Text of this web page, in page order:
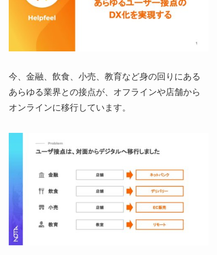
今、金融、飲食、小売、教育など身の回りにある
あらゆる業界との接点が、オフラインや店舗から
オンラインに移行しています。